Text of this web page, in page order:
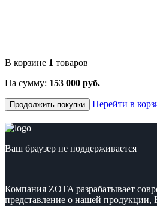
В корзине 1 товаров
На сумму: 153 000 руб.
Продолжить покупки Перейти в
Ваш браузер не поддерживается
Компания ZOTA разрабатывает
представление о нашей продукции,